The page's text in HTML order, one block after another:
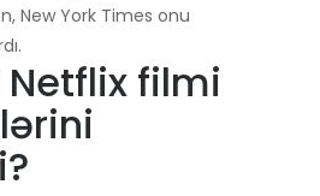
New York Times onu
Netflix filmi